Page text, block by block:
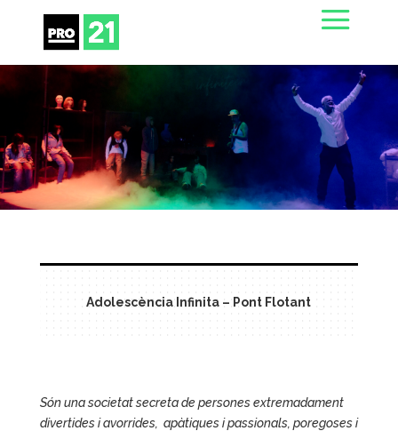
Adolescència Infinita – Pont Flotant
Són una societat secreta de persones extremadament
divertides i avorrides, apàtiques i passionals, poregoses i